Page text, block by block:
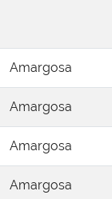
Amargosa
Amargosa
Amargosa
Amargosa